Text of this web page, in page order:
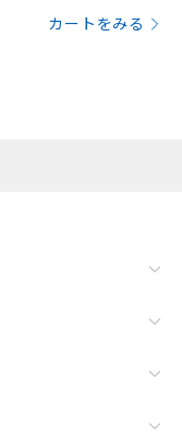
カートをみる